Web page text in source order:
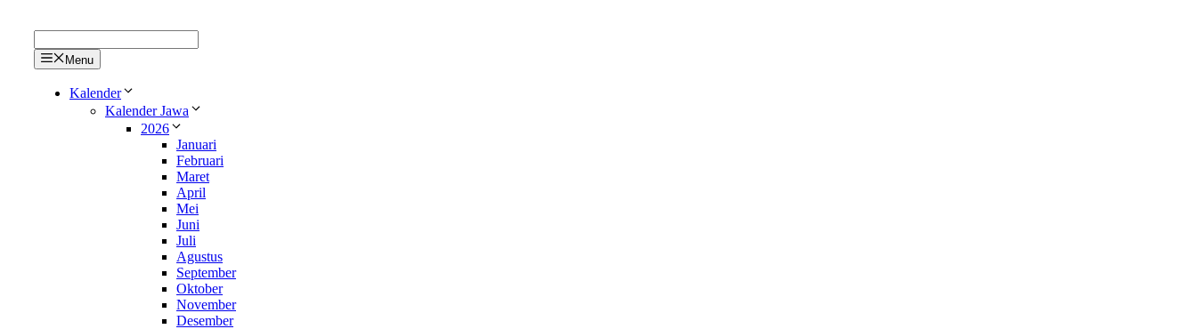
Menu
Kalender
Kalender Jawa
2026
Januari
Februari
Maret
April
Mei
Juni
Juli
Agustus
September
Oktober
November
Desember